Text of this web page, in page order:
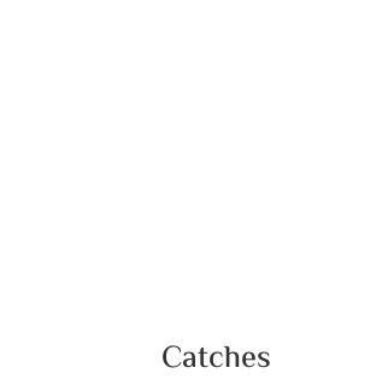
Catches